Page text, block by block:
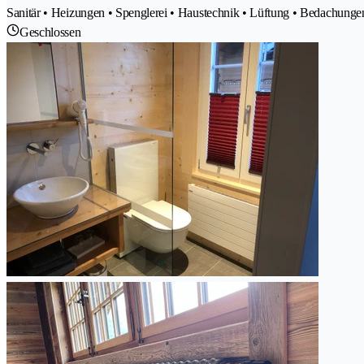
Sanitär • Heizungen • Spenglerei • Haustechnik • Lüftung •
Geschlossen